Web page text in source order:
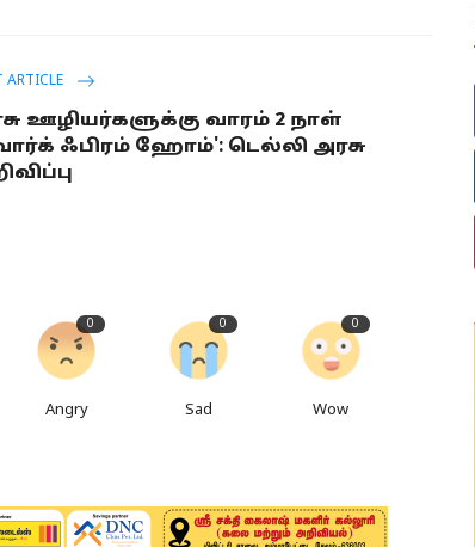
ARTICLE
ஊழியர்களுக்கு வாரம் 2 நாள்
ஃபிரம் ஹோம்': டெல்லி அரசு
0
Angry
0
Sad
0
Wow